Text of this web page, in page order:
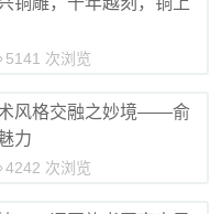
5141 次浏览
风格交融之妙境——俞
力
4242 次浏览